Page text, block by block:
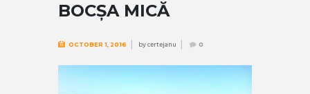
BOCȘA MICĂ
OCTOBER 1, 2016 bycertejanu 0